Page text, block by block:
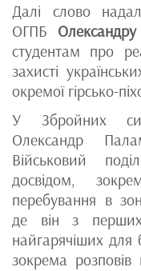
Далі слово
ОГПБ
студентам про
захисті
окремої гірсько-
У Збройних
Олександр
Військовий
досвідом,
перебування в
де він з
найгарячіших для
зокрема розповів